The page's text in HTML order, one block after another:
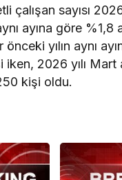
çalışan sayısı
ayına göre %1,8
önceki yılın aynı
2026 yılı Mart
kişi oldu.